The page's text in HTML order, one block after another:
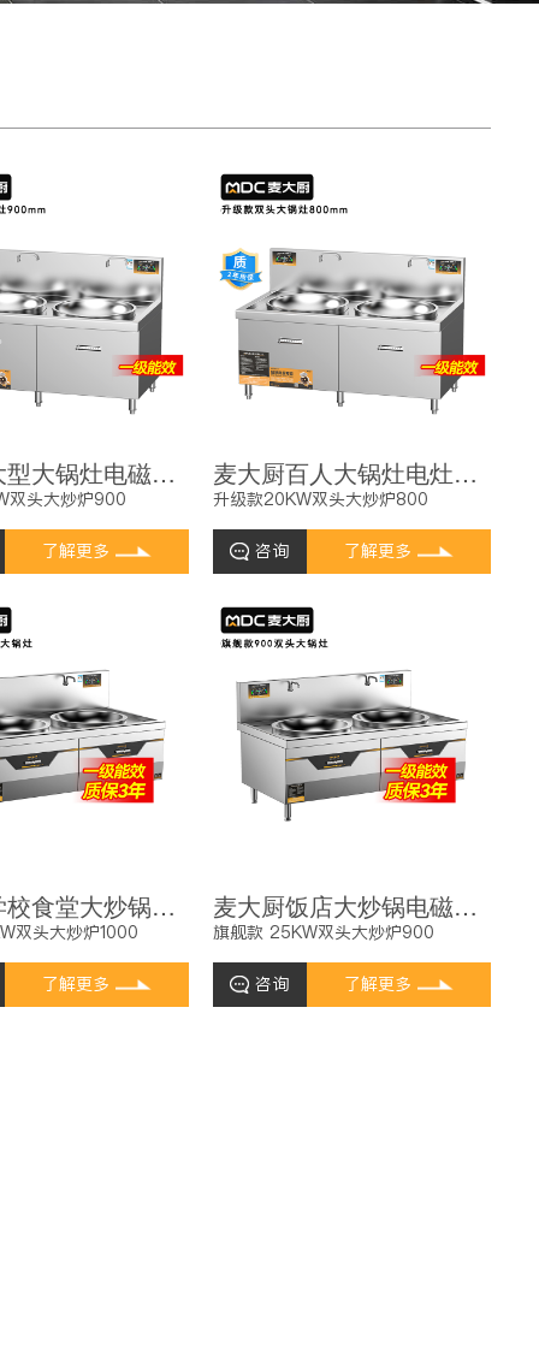
麦大厨大型大锅灶电磁炉升级款25KW双头学校食堂大炒炉
双头大炒炉900
了解更多
麦大厨百人大锅灶电灶台升级款20KW双头大型饭店大炒锅
升级款20KW双头大炒炉800
咨询 了解更多
麦大厨学校食堂大炒锅电磁炉旗舰款30KW双头饭店餐厅商用大炒炉
双头大炒炉1000
了解更多
麦大厨饭店大炒锅电磁炉旗舰款25KW双头食堂酒楼商用大炒炉
旗舰款 25KW双头大炒炉900
咨询 了解更多